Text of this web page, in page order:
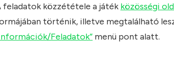
feladatok közzététele a játék közösségi
történik, illetve megtalálható
Feladatok” menü pont alatt.